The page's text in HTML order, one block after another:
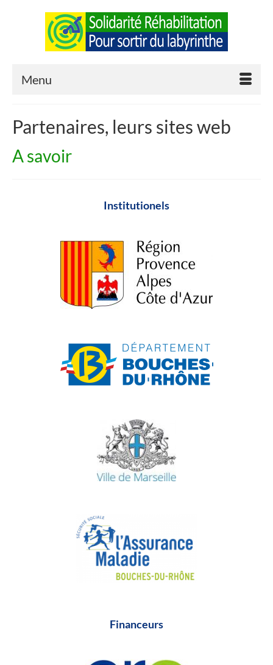
Menu
Partenaires, leurs sites web
A savoir
Institutionels
Financeurs